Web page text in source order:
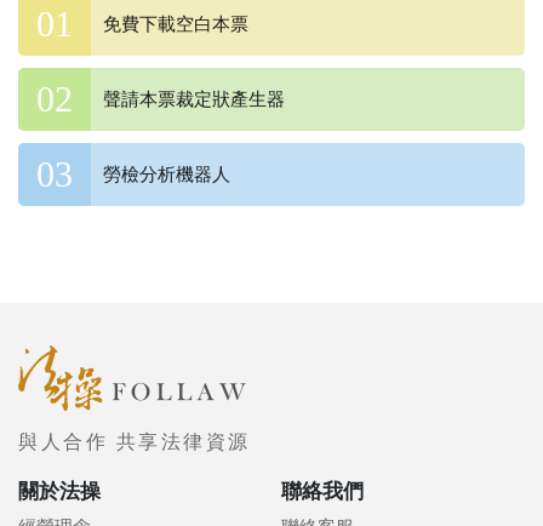
免費下載空白本票
聲請本票裁定狀產生器
勞檢分析機器人
與人合作 共享法律資源
關於法操 聯絡我們